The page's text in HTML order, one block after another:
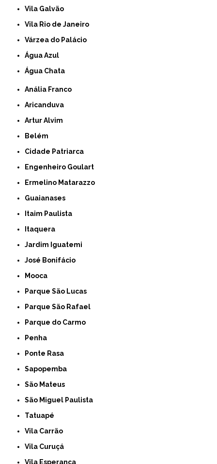
Vila Galvão
Vila Rio de Janeiro
Várzea do Palácio
Água Azul
Água Chata
Anália Franco
Aricanduva
Artur Alvim
Belém
Cidade Patriarca
Engenheiro Goulart
Ermelino Matarazzo
Guaianases
Itaim Paulista
Itaquera
Jardim Iguatemi
José Bonifácio
Mooca
Parque São Lucas
Parque São Rafael
Parque do Carmo
Penha
Ponte Rasa
Sapopemba
São Mateus
São Miguel Paulista
Tatuapé
Vila Carrão
Vila Curuçá
Vila Esperança